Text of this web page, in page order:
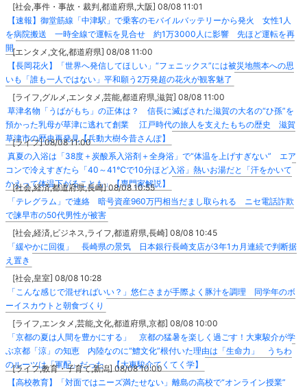
[社会,事件・事故・裁判,都道府県,大阪] 08/08 11:01
【速報】御堂筋線「中津駅」で乗客のモバイルバッテリーから発火 女性1人
を病院搬送 一時全線で運転を見合せ 約1万3000人に影響 先ほど運転を再
開[エンタメ,文化,都道府県] 08/08 11:00
【長岡花火】「世界へ発信してほしい」“フェニックス”には被災地熊本への思
いも「誰も一人ではない」平和願う2万発超の花火が観客魅了
[ライフ,グルメ,エンタメ,芸能,都道府県,滋賀] 08/08 11:00
草津名物「うばがもち」の正体は？ 信長に滅ばされた滋賀の大名の“ひ孫”を
預かった乳母が草津に逃れて創業 江戸時代の旅人を支えたもちの歴史 滋賀
草津市の歴史再発見【兵動大樹今昔さんぽ】
[ライフ] 08/08 11:00
真夏の入浴は「38度＋炭酸系入浴剤＋全身浴」で“体温を上げすぎない” エア
コンで冷えすぎたら「40～41℃で10分ほど入浴」熱いお湯だと「汗をかいて
かえって体温下がることも」【専門家解説】
[社会,経済,都道府県,長崎] 08/08 10:55
「テレグラム」で連絡 暗号資産960万円相当だまし取られる ニセ電話詐欺
で諫早市の50代男性が被害
[社会,経済,ビジネス,ライフ,都道府県,長崎] 08/08 10:45
「緩やかに回復」 長崎県の景気 日本銀行長崎支店が3年1カ月連続で判断据
え置き
[社会,皇室] 08/08 10:28
「こんな感じで混ぜればいい？」悠仁さまが手際よく豚汁を調理 同学年のボ
ーイスカウトと朝食づくり
[ライフ,エンタメ,芸能,文化,都道府県,京都] 08/08 10:00
「京都の夏は人間を豊かにする」 京都の猛暑を楽しく過ごす！大東駿介が学
ぶ京都「涼」の知恵 内陸なのに“鱧文化”根付いた理由は「生命力」 うちわ
のルーツは「軍配」だった 【大東駿介てくてく学】
[ライフ,教育・子育て,新潟] 08/08 10:00
【高校教育】「対面ではニーズ満たせない」離島の高校で“オンライン授業”